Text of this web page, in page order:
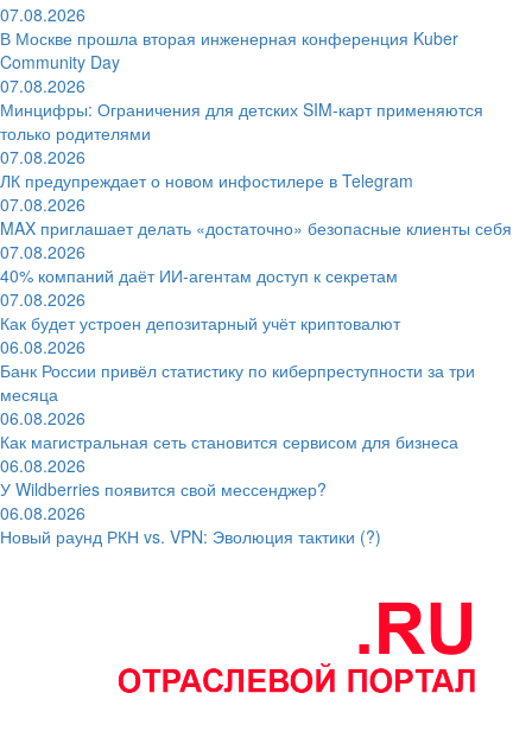
07.08.2026
В Москве прошла вторая инженерная конференция Kuber
Community Day
07.08.2026
Минцифры: Ограничения для детских SIM-карт применяются
только родителями
07.08.2026
ЛК предупреждает о новом инфостилере в Telegram
07.08.2026
MAX приглашает делать «достаточно» безопасные клиенты себя
07.08.2026
40% компаний даёт ИИ‑агентам доступ к секретам
07.08.2026
Как будет устроен депозитарный учёт криптовалют
06.08.2026
Банк России привёл статистику по киберпреступности за три
месяца
06.08.2026
Как магистральная сеть становится сервисом для бизнеса
06.08.2026
У Wildberries появится свой мессенджер?
06.08.2026
Новый раунд РКН vs. VPN: Эволюция тактики (?)